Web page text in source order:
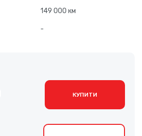
149 000 км
-
КУПИТИ